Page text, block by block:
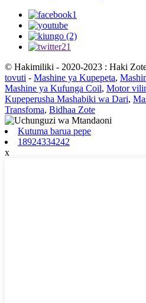
© Hakimiliki - 2020-2023 : Haki
tovuti - Mashine ya Kupepeta,
Mashine ya Kufunga Coil, Motor
Kupeperusha Mashabiki wa Dari,
Transfoma, Bidhaa Zote
Kutuma barua pepe
18924334242
x